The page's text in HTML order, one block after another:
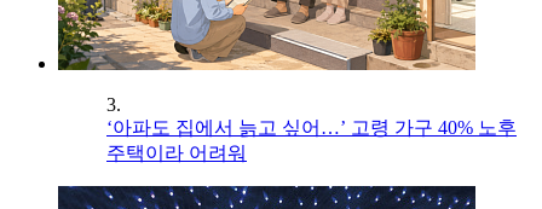
3.
‘아파도 집에서 늙고 싶어…’ 고령 가구 40% 노후
주택이라 어려워